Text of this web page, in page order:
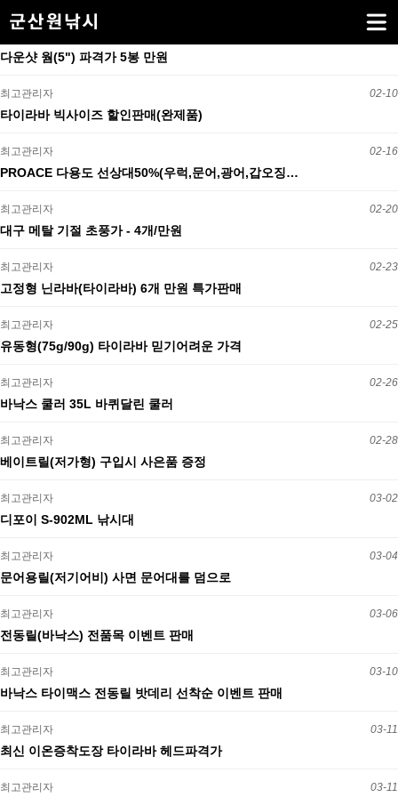
다운샷 웜(5") 파격가 5봉 만원
최고관리자 02-10
타이라바 빅사이즈 할인판매(완제품)
최고관리자 02-16
PROACE 다용도 선상대50%(우럭,문어,광어,갑오징…
최고관리자 02-20
대구 메탈 기절 초풍가 - 4개/만원
최고관리자 02-23
고정형 닌라바(타이라바) 6개 만원 특가판매
최고관리자 02-25
유동형(75g/90g) 타이라바 믿기어려운 가격
최고관리자 02-26
바낙스 쿨러 35L 바퀴달린 쿨러
최고관리자 02-28
베이트릴(저가형) 구입시 사은품 증정
최고관리자 03-02
디포이 S-902ML 낚시대
최고관리자 03-04
문어용릴(저기어비) 사면 문어대를 덤으로
최고관리자 03-06
전동릴(바낙스) 전품목 이벤트 판매
최고관리자 03-10
바낙스 타이맥스 전동릴 밧데리 선착순 이벤트 판매
최고관리자 03-11
최신 이온증착도장 타이라바 헤드파격가
최고관리자 03-11